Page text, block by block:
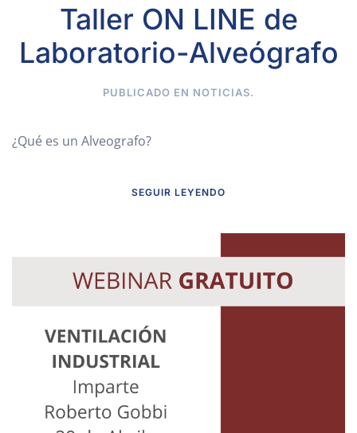
Taller ON LINE de
Laboratorio-Alveógrafo
PUBLICADO EN NOTICIAS.
¿Qué es un Alveografo?
SEGUIR LEYENDO